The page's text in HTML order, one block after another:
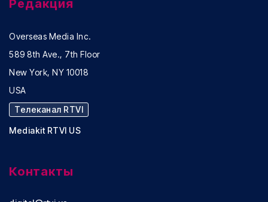
Редакция
Overseas Media Inc.
589 8th Ave., 7th Floor
New York, NY 10018
USA
Телеканал RTVI
Mediakit RTVI US
Контакты